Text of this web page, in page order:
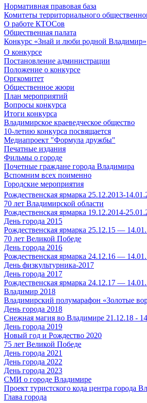
Нормативная правовая база
Комитеты территориального
О работе КТОСов
Общественная палата
Конкурс «Знай и люби родной Владимир»
О конкурсе
Постановление администрации
Положение о конкурсе
Оргкомитет
Общественное жюри
План мероприятий
Вопросы конкурса
Итоги конкурса
Владимирское краеведческое общество
10-летию конкурса посвящается
Медиапроект "Формула дружбы"
Печатные издания
Фильмы о городе
Почетные граждане города Владимира
Вспомним всех поименно
Городские мероприятия
Рождественская ярмарка 25.12.2013-
70 лет Владимирской области
Рождественская ярмарка 19.12.2014-
День города 2015
Рождественская ярмарка 25.12.15 —
70 лет Великой Победе
День города 2016
Рождественская ярмарка 24.12.16 —
День физкультурника-2017
День города 2017
Рождественская ярмарка 24.12.17 —
Владимир 2018
Владимирский полумарафон «Золотые
День города 2018
Снежная магия во Владимире 21.12.18 -
День города 2019
Новый год и Рождество 2020
75 лет Великой Победе
День города 2021
День города 2022
День города 2023
СМИ о городе Владимире
Проект туристского кода центра города
Глава города